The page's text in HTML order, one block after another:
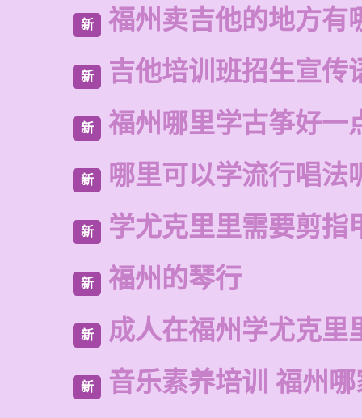
新 福州卖吉他的地方有
新 吉他培训班招生宣传
新 福州哪里学古筝好一
新 哪里可以学流行唱法
新 学尤克里里需要剪指
新 福州的琴行
新 成人在福州学尤克里
新 音乐素养培训 福州